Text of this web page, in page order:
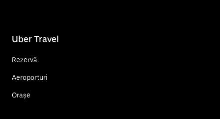
Uber Travel
Rezervă
Aeroporturi
Orașe